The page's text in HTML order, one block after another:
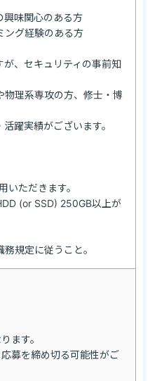
興味関心のある方
ング経験のある方
、セキュリティの事前知
物理系専攻の方、修士・博
躍実績がございます。
いただきます。
SSD) 250GB以上が
規定に従うこと。
ます。
募を締め切る可能性がご